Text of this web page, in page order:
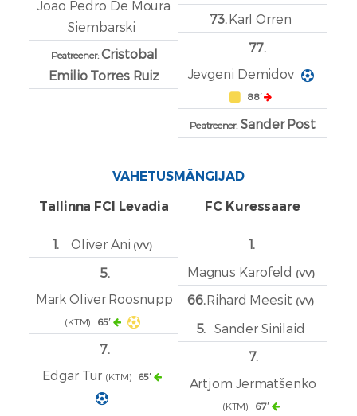
Joao Pedro De Moura
Siembarski
Peatreener:Cristobal
Emilio Torres Ruiz
73.Karl Orren
77.
Jevgeni Demidov
88′
Peatreener:Sander Post
VAHETUSMÄNGIJAD
Tallinna FCI Levadia
1. Oliver Ani (VV)
5.
Mark Oliver Roosnupp
(KTM) 65′
7.
Edgar Tur (KTM)65′
FC Kuressaare
1.
Magnus Karofeld (VV)
66.Rihard Meesit (VV)
5.
Sander Sinilaid
7.
Artjom Jermatšenko
(KTM) 67′